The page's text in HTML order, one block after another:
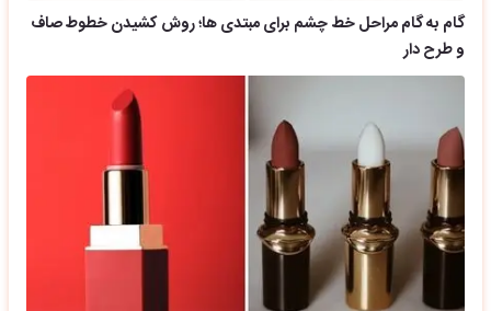
گام به گام مراحل خط چشم برای مبتدی ها؛ روش کشیدن خطوط صاف
و طرح دار